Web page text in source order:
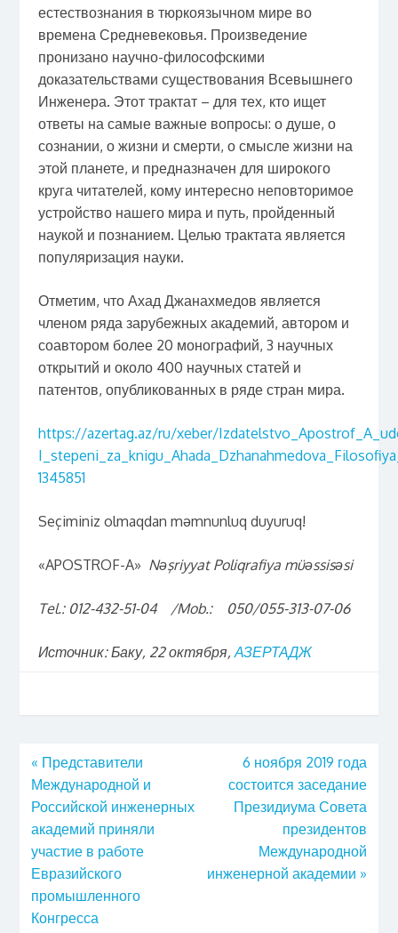
естествознания в тюркоязычном мире во
времена Средневековья. Произведение
пронизано научно-философскими
доказательствами существования Всевышнего
Инженера. Этот трактат – для тех, кто ищет
ответы на самые важные вопросы: о душе, о
сознании, о жизни и смерти, о смысле жизни на
этой планете, и предназначен для широкого
круга читателей, кому интересно неповторимое
устройство нашего мира и путь, пройденный
наукой и познанием. Целью трактата является
популяризация науки.
Отметим, что Ахад Джанахмедов является
членом ряда зарубежных академий, автором и
соавтором более 20 монографий, 3 научных
открытий и около 400 научных статей и
патентов, опубликованных в ряде стран мира.
https://azertag.az/ru/xeber/
1345851
Seçiminiz olmaqdan məmnunluq duyuruq!
«APOSTROF-A» Nəşriyyat Poliqrafiya müəssisəsi
Tel.: 012-432-51-04 /Mob.: 050/055-313-07-06
Источник: Баку, 22 октября, АЗЕРТАДЖ
« Представители
Международной и
Российской инженерных
академий приняли
участие в работе
Евразийского
промышленного
Конгресса
6 ноября 2019 года
состоится заседание
Президиума Совета
президентов
Международной
инженерной академии »